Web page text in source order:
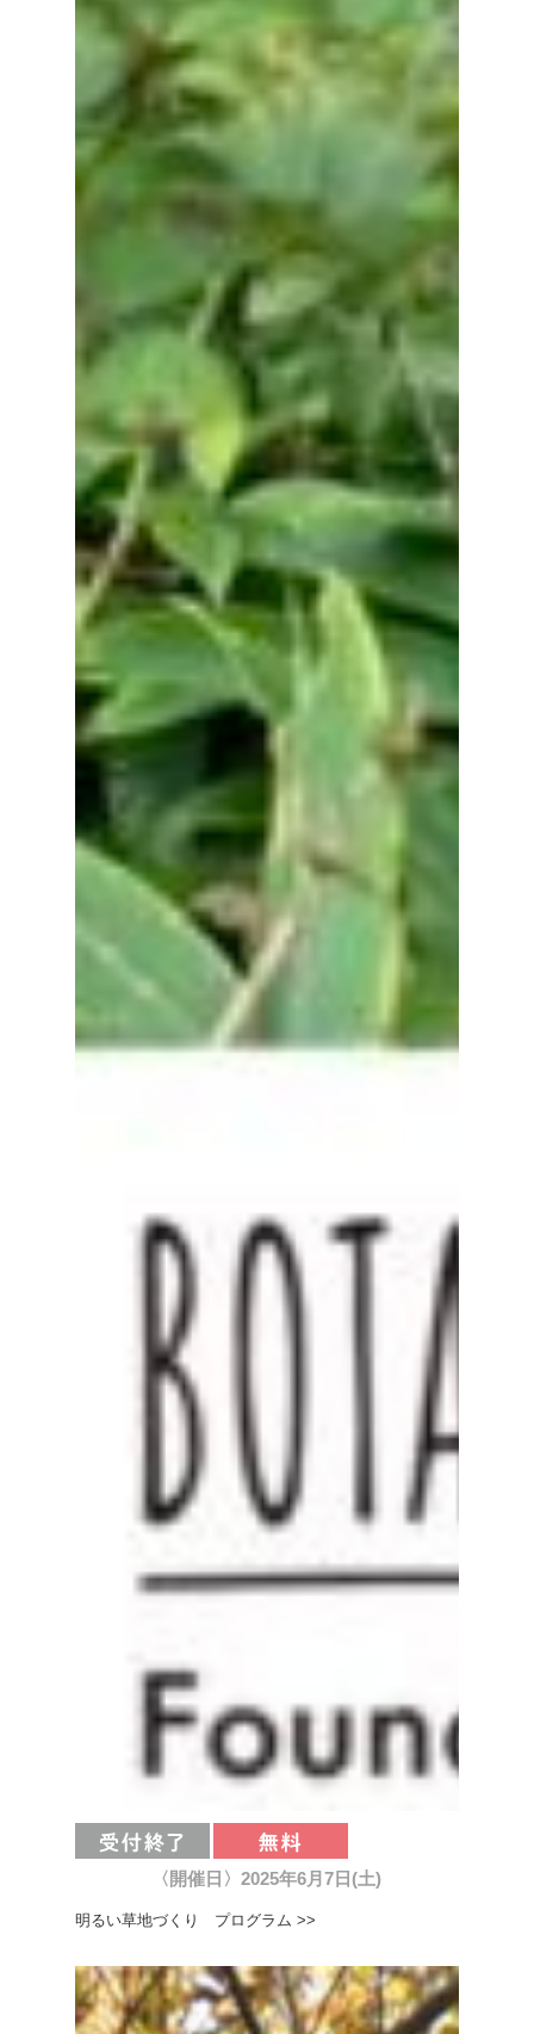
〈開催日〉2025年6月7日(土)
明るい草地づくり プログラム >>